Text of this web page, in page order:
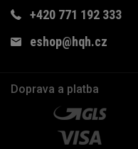
+420 771 192 333
eshop@hqh.cz
Doprava a platba